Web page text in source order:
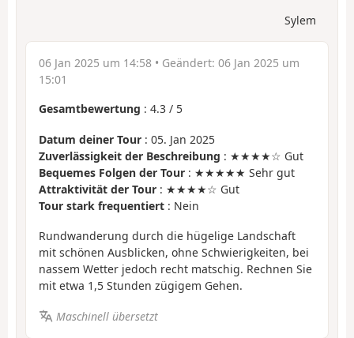
Sylem
06 Jan 2025 um 14:58 • Geändert: 06 Jan 2025 um
15:01
Gesamtbewertung : 4.3 / 5
Datum deiner Tour : 05. Jan 2025
Zuverlässigkeit der Beschreibung : ★★★★☆ Gut
Bequemes Folgen der Tour : ★★★★★ Sehr gut
Attraktivität der Tour : ★★★★☆ Gut
Tour stark frequentiert : Nein
Rundwanderung durch die hügelige Landschaft
mit schönen Ausblicken, ohne Schwierigkeiten, bei
nassem Wetter jedoch recht matschig. Rechnen Sie
mit etwa 1,5 Stunden zügigem Gehen.
Maschinell übersetzt